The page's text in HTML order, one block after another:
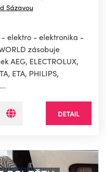
Sázavou
elektro - elektronika -
zásobuje
AEG, ELECTROLUX,
ETA, PHILIPS,
DETAIL